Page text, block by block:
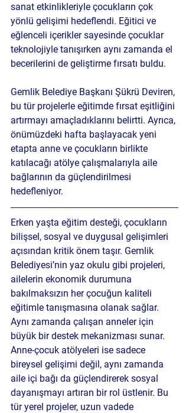
sanat etkinlikleriyle çocukların çok
yönlü gelişimi hedeflendi. Eğitici ve
eğlenceli içerikler sayesinde çocuklar
teknolojiyle tanışırken aynı zamanda el
becerilerini de geliştirme fırsatı buldu.
Gemlik Belediye Başkanı Şükrü Deviren,
bu tür projelerle eğitimde fırsat eşitliğini
artırmayı amaçladıklarını belirtti. Ayrıca,
önümüzdeki hafta başlayacak yeni
etapta anne ve çocukların birlikte
katılacağı atölye çalışmalarıyla aile
bağlarının da güçlendirilmesi
hedefleniyor.
Erken yaşta eğitim desteği, çocukların
bilişsel, sosyal ve duygusal gelişimleri
açısından kritik önem taşır. Gemlik
Belediyesi’nin yaz okulu gibi projeleri,
ailelerin ekonomik durumuna
bakılmaksızın her çocuğun kaliteli
eğitimle tanışmasına olanak sağlar.
Aynı zamanda çalışan anneler için
büyük bir destek mekanizması sunar.
Anne-çocuk atölyeleri ise sadece
bireysel gelişimi değil, aynı zamanda
aile içi bağı da güçlendirerek sosyal
dayanışmayı artıran bir rol üstlenir. Bu
tür yerel projeler, uzun vadede